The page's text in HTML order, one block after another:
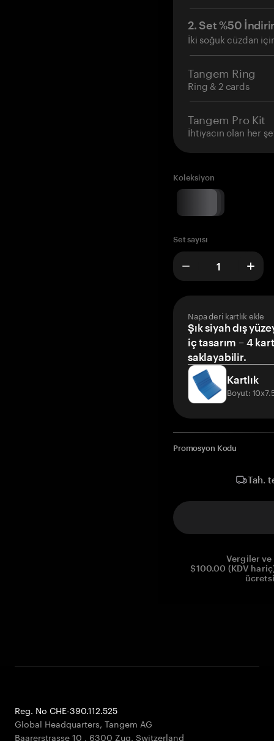
2. Set %50
İki soğuk cüzdan
Tangem Ring
Ring & 2 cards
Tangem Pro Kit
İhtiyacın olan her
Koleksiyon
Set sayısı
Napa deri kartlık ekle
Şık siyah dış
iç tasarım – 4
saklayabilir.
Kartlık
Boyut:
Promosyon Kodu
Tah.
Vergiler
$100.00 (KDV
Reg. No CHE-390.112.525
Global Headquarters, Tangem AG
Baarerstrasse 10 , 6300 Zug, Switzerland